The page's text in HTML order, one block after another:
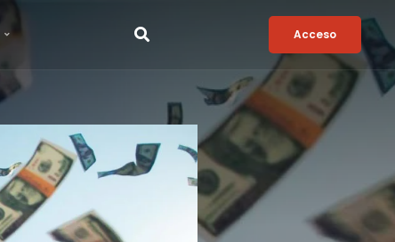
Acceso